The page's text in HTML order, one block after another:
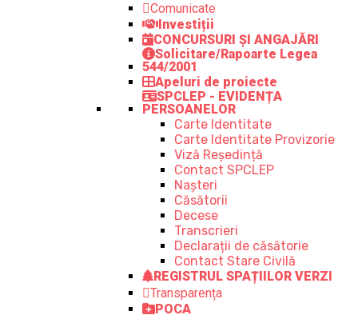
Comunicate
Investiții
CONCURSURI ȘI ANGAJĂRI
Solicitare/Rapoarte Legea
544/2001
Apeluri de proiecte
SPCLEP - EVIDENȚA
PERSOANELOR
Carte Identitate
Carte Identitate Provizorie
Viză Reședință
Contact SPCLEP
Nașteri
Căsătorii
Decese
Transcrieri
Declarații de căsătorie
Contact Stare Civilă
REGISTRUL SPAȚIILOR VERZI
Transparența
POCA